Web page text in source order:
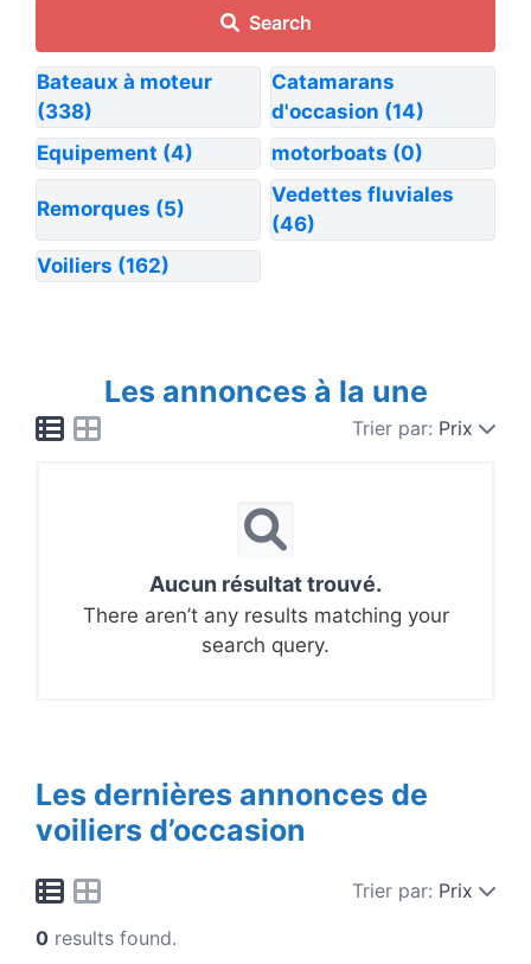
Search
Bateaux à moteur
(338)
Catamarans
d'occasion (14)
Equipement (4) motorboats (0)
Remorques (5)
Vedettes fluviales
(46)
Voiliers (162)
Les annonces à la une
Trier par: Prix
Aucun résultat trouvé.
There aren’t any results matching your
search query.
Les dernières annonces de
voiliers d’occasion
Trier par: Prix
0 results found.